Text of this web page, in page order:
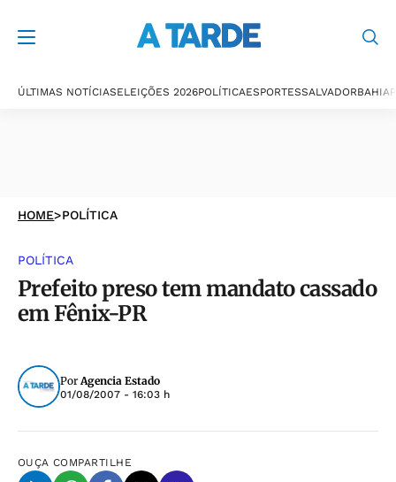
ÚLTIMAS NOTÍCIASELEIÇÕES 2026POLÍTICAESPORTESSALVADORBAHIA
HOME>POLÍTICA
POLÍTICA
Prefeito preso tem mandato cassado
em Fênix-PR
PorAgencia Estado
01/08/2007 - 16:03 h
OUÇA COMPARTILHE